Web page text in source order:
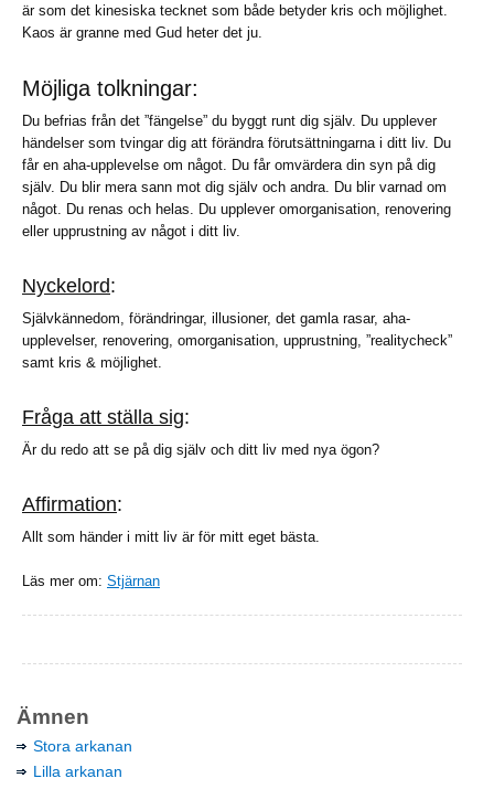
är som det kinesiska tecknet som både betyder kris och möjlighet.
Kaos är granne med Gud heter det ju.
Möjliga tolkningar:
Du befrias från det ”fängelse” du byggt runt dig själv. Du upplever
händelser som tvingar dig att förändra förutsättningarna i ditt liv. Du
får en aha-upplevelse om något. Du får omvärdera din syn på dig
själv. Du blir mera sann mot dig själv och andra. Du blir varnad om
något. Du renas och helas. Du upplever omorganisation, renovering
eller upprustning av något i ditt liv.
Nyckelord:
Självkännedom, förändringar, illusioner, det gamla rasar, aha-
upplevelser, renovering, omorganisation, upprustning, ”realitycheck”
samt kris & möjlighet.
Fråga att ställa sig:
Är du redo att se på dig själv och ditt liv med nya ögon?
Affirmation:
Allt som händer i mitt liv är för mitt eget bästa.
Läs mer om: Stjärnan
Ämnen
Stora arkanan
Lilla arkanan